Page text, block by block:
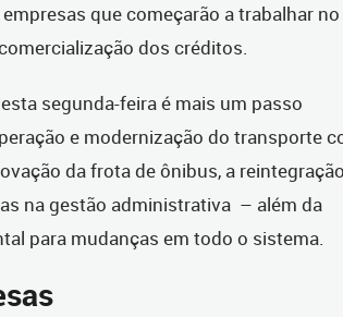
que começarão a trabalhar
dos créditos.
segunda-feira é mais um passo
e modernização do transporte
da frota de ônibus, a
na gestão administrativa – além da
para mudanças em todo o sistema.